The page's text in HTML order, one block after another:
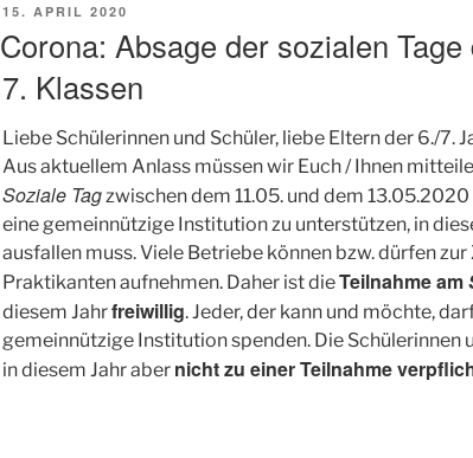
VERÖFFENTLICHT
15. APRIL 2020
Corona: Absage der sozialen Tage
7. Klassen
Liebe Schülerinnen und Schüler, liebe Eltern der 6./7.
Aus aktuellem Anlass müssen wir Euch / Ihnen
Soziale Tagzwischen dem 11.05. und dem
eine gemeinnützige Institution zu unterstützen, in
ausfallen muss. Viele Betriebe können bzw. dürfen zur
Praktikanten aufnehmen. Daher ist dieTeilnahme am
diesem Jahrfreiwillig. Jeder, der kann und möchte,
gemeinnützige Institution spenden. Die Schülerinnen
in diesem Jahr aber nicht zu einer Teilnahme